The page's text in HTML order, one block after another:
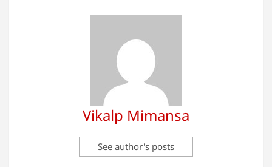
Vikalp Mimansa
See author's posts